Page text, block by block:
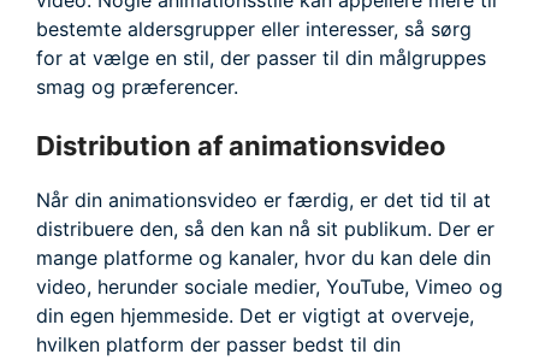
bestemte aldersgrupper eller interesser, så sørg
for at vælge en stil, der passer til din målgruppes
smag og præferencer.
Distribution af animationsvideo
Når din animationsvideo er færdig, er det tid til at
distribuere den, så den kan nå sit publikum. Der er
mange platforme og kanaler, hvor du kan dele din
video, herunder sociale medier, YouTube, Vimeo og
din egen hjemmeside. Det er vigtigt at overveje,
hvilken platform der passer bedst til din